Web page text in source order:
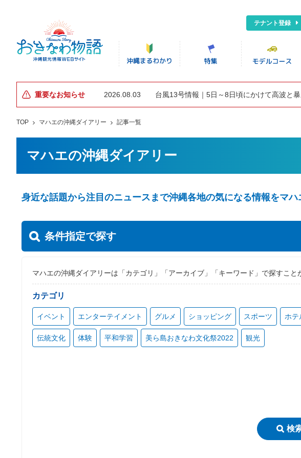
テナント登録
重要なお知らせ 2026.08.03 台風13号情報｜5日～8日頃にかけて高波と
TOP マハエの沖縄ダイアリー 記事一覧
マハエの沖縄ダイアリー
身近な話題から注目のニュースまで沖縄各地の気になる情報をマハ
条件指定で探す
マハエの沖縄ダイアリーは「カテゴリ」「アーカイブ」「キーワード」で探すこと
カテゴリ
イベント エンターテイメント グルメ ショッピング スポーツ ホテ
伝統文化 体験 平和学習 美ら島おきなわ文化祭2022 観光
検